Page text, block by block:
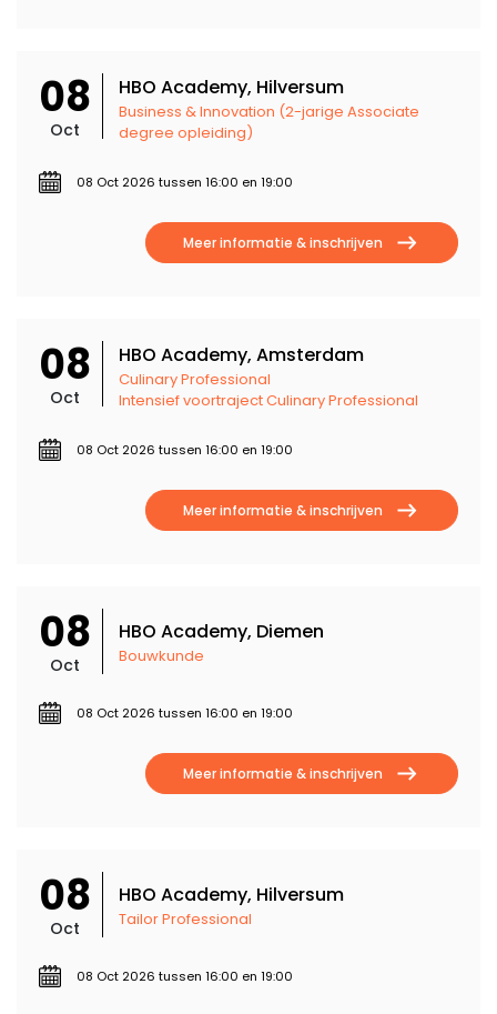
08
Oct
HBO Academy, Hilversum
Business & Innovation (2-jarige Associate
degree opleiding)
08 Oct 2026 tussen 16:00 en 19:00
Meer informatie & inschrijven
08
Oct
HBO Academy, Amsterdam
Culinary Professional
Intensief voortraject Culinary Professional
08 Oct 2026 tussen 16:00 en 19:00
Meer informatie & inschrijven
08
Oct
HBO Academy, Diemen
Bouwkunde
08 Oct 2026 tussen 16:00 en 19:00
Meer informatie & inschrijven
08
Oct
HBO Academy, Hilversum
Tailor Professional
08 Oct 2026 tussen 16:00 en 19:00